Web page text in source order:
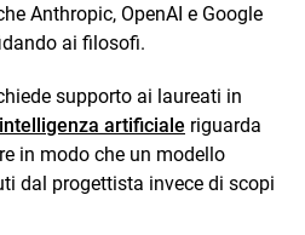
Anthropic, OpenAI e Google
ai filosofi.
supporto ai laureati in
intelligenza artificiale riguarda
in modo che un modello
dal progettista invece di scopi